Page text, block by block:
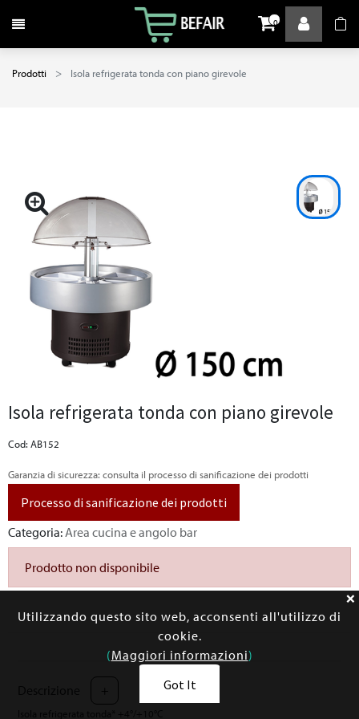
Attiva / disattiva la navigazione 0
Prodotti Isola refrigerata tonda con piano girevole
Isola refrigerata tonda con piano girevole
Cod: AB152
Garanzia di sicurezza: consulta il processo di sanificazione dei prodotti
Processo di sanificazione dei prodotti
Categoria:Area cucina e angolo bar
Prodotto non disponibile
+
Utilizzando questo sito web, acconsenti all'utilizzo di
cookie.
(Maggiori informazioni)
Got It